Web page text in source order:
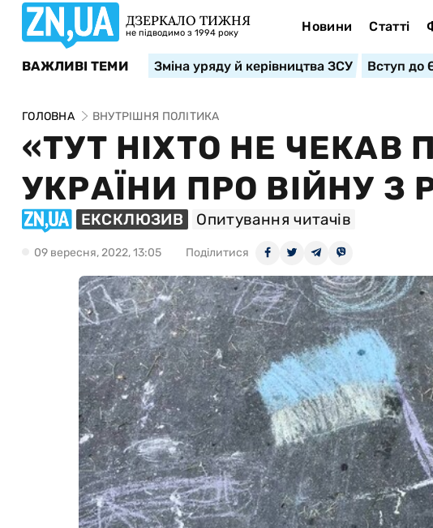
ДЗЕРКАЛО ТИЖНЯ
не підводимо з 1994 року Новини Статті
ВАЖЛИВІ ТЕМИ Зміна уряду й керівництва ЗСУ Вступ до
ГОЛОВНА ВНУТРІШНЯ ПОЛІТИКА
«ТУТ НІХТО НЕ ЧЕКАВ
УКРАЇНИ ПРО ВІЙНУ З
ЕКСКЛЮЗИВ Опитування читачів
09 вересня, 2022, 13:05 Поділитися